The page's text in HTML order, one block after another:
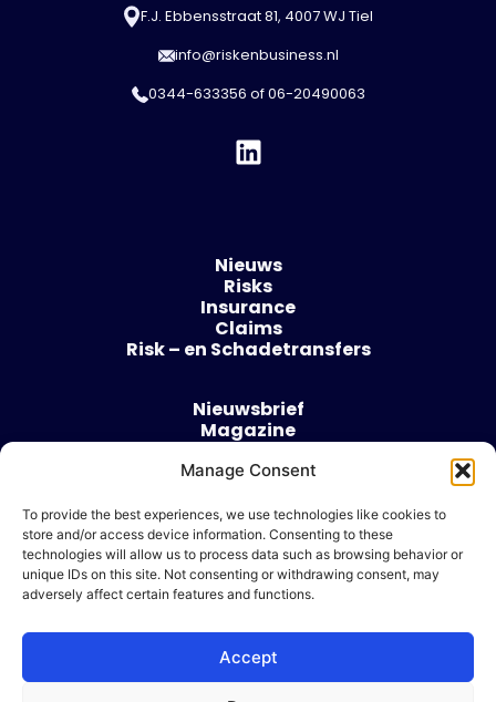
Manage Consent
To provide the best experiences, we use technologies like cookies to
store and/or access device information. Consenting to these
technologies will allow us to process data such as browsing behavior or
unique IDs on this site. Not consenting or withdrawing consent, may
adversely affect certain features and functions.
Accept
F.J. Ebbensstraat 81, 4007 WJ Tiel
info@riskenbusiness.nl
0344-633356 of06-20490063
Nieuws
Risks
Insurance
Claims
Risk – en Schadetransfers
Nieuwsbrief
Magazine
Over
Algemene voorwaarden
Cookie beleid
Ik wil adverteren